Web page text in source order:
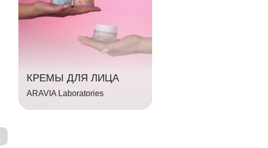
КРЕМЫ ДЛЯ ЛИЦА
ARAVIA Laboratories